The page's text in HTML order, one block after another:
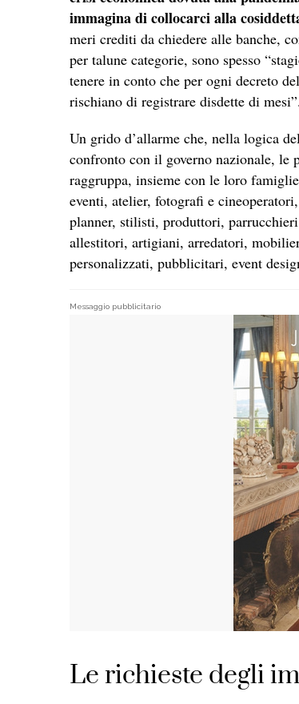
immagina di collocarci alla
meri crediti da chiedere alle banche,
per talune categorie, sono spesso
tenere in conto che per ogni decreto
rischiano di registrare disdette di mesi”.
Un grido d’allarme che, nella logica
confronto con il governo nazionale, le
raggruppa, insieme con le loro
eventi, atelier, fotografi e
planner, stilisti, produttori,
allestitori, artigiani, arredatori,
personalizzati, pubblicitari, event
Messaggio pubblicitario
Le richieste degli